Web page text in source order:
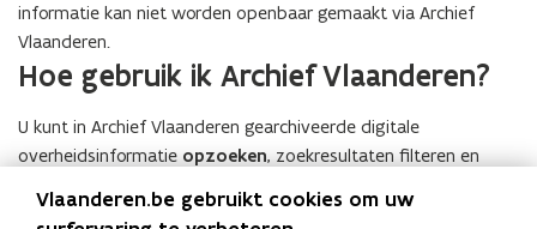
informatie kan niet worden openbaar gemaakt via Archief
Vlaanderen.
​​​​​​​Hoe gebruik ik Archief Vlaanderen?
U kunt in Archief Vlaanderen gearchiveerde digitale
overheidsinformatie opzoeken, zoekresultaten filteren en
aanvragen.
Vlaanderen.be gebruikt cookies om uw